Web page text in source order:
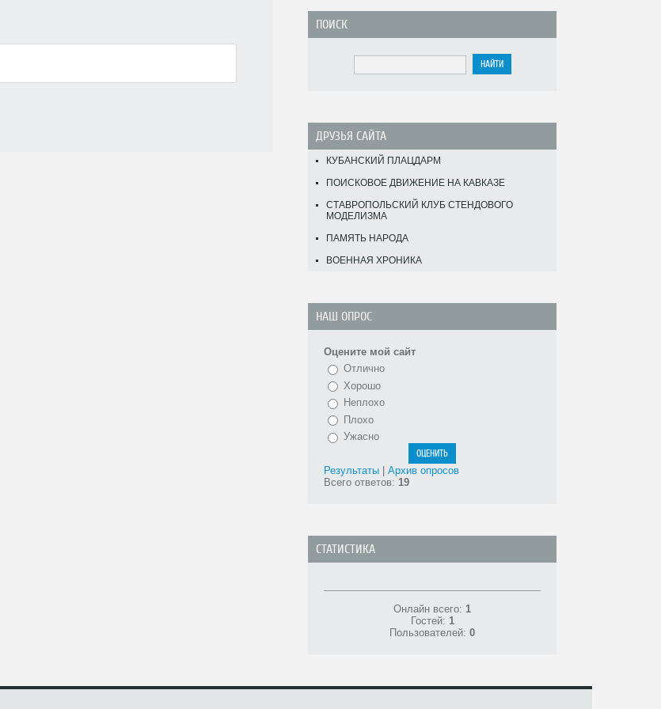
ПОИСК
ДРУЗЬЯ САЙТА
КУБАНСКИЙ ПЛАЦДАРМ
ПОИСКОВОЕ ДВИЖЕНИЕ НА КАВКАЗЕ
СТАВРОПОЛЬСКИЙ КЛУБ СТЕНДОВОГО
МОДЕЛИЗМА
ПАМЯТЬ НАРОДА
ВОЕННАЯ ХРОНИКА
НАШ ОПРОС
Оцените мой сайт
Отлично
Хорошо
Неплохо
Плохо
Ужасно
Результаты
Архив опросов
Всего ответов: 19
СТАТИСТИКА
Онлайн всего: 1
Гостей: 1
Пользователей: 0